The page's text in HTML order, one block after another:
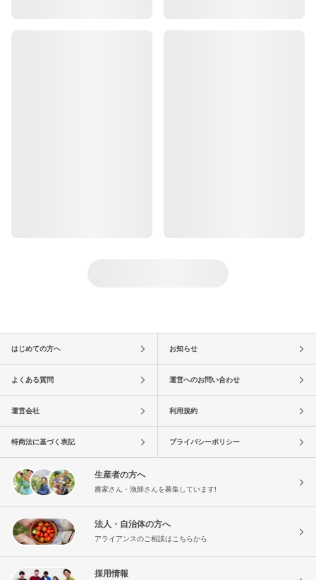
はじめての方へ お知らせ
よくある質問 運営へのお問い合わせ
運営会社 利用規約
特商法に基づく表記 プライバシーポリシー
生産者の方へ
農家さん・漁師さんを募集しています!
法人・自治体の方へ
アライアンスのご相談はこちらから
採用情報